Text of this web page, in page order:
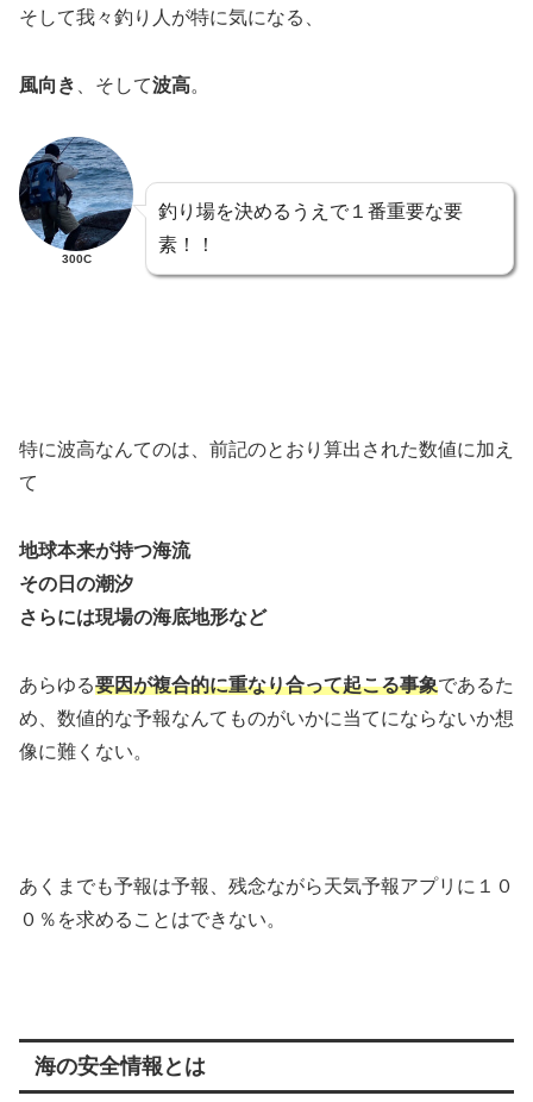
そして我々釣り人が特に気になる、
風向き 、そして波高。
300C
釣り場を決めるうえで１番重要な要
素！！
特に波高なんてのは、前記のとおり算出された数値に加え
て
地球本来が持つ海流
その日の潮汐
さらには現場の海底地形など
あらゆる要因が複合的に重なり合って起こる事象であるた
め、数値的な予報なんてものがいかに当てにならないか想
像に難くない。
あくまでも予報は予報、残念ながら天気予報アプリに１０
０％を求めることはできない。
海の安全情報とは